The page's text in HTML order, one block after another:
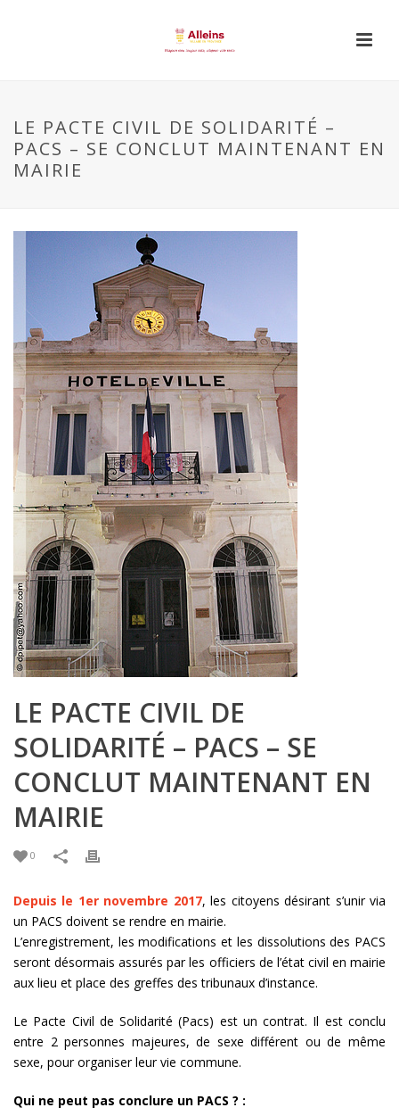
LE PACTE CIVIL DE SOLIDARITÉ –
PACS – SE CONCLUT MAINTENANT EN
MAIRIE
LE PACTE CIVIL DE
SOLIDARITÉ – PACS – SE
CONCLUT MAINTENANT EN
MAIRIE
0
Depuis le 1er novembre 2017, les citoyens désirant s’unir via
un PACS doivent se rendre en mairie.
L’enregistrement, les modifications et les dissolutions des PACS
seront désormais assurés par les officiers de l’état civil en mairie
aux lieu et place des greffes des tribunaux d’instance.
Le Pacte Civil de Solidarité (Pacs) est un contrat. Il est conclu
entre 2 personnes majeures, de sexe différent ou de même
sexe, pour organiser leur vie commune.
Qui ne peut pas conclure un PACS ? :